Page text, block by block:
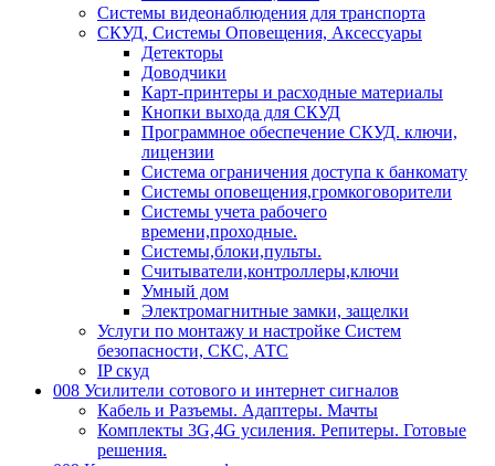
Системы видеонаблюдения для транспорта
СКУД, Системы Оповещения, Аксессуары
Детекторы
Доводчики
Карт-принтеры и расходные материалы
Кнопки выхода для СКУД
Программное обеспечение СКУД. ключи,
лицензии
Система ограничения доступа к банкомату
Системы оповещения,громкоговорители
Системы учета рабочего
времени,проходные.
Системы,блоки,пульты.
Считыватели,контроллеры,ключи
Умный дом
Электромагнитные замки, защелки
Услуги по монтажу и настройке Систем
безопасности, СКС, АТС
IP скуд
008 Усилители сотового и интернет сигналов
Кабель и Разъемы. Адаптеры. Мачты
Комплекты 3G,4G усиления. Репитеры. Готовые
решения.